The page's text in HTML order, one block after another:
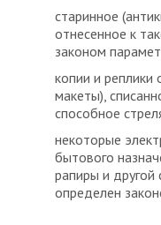
старинное
отнесенное к
законом
копии и реплики
макеты),
способное
некоторые
бытового
рапиры и другой
определен